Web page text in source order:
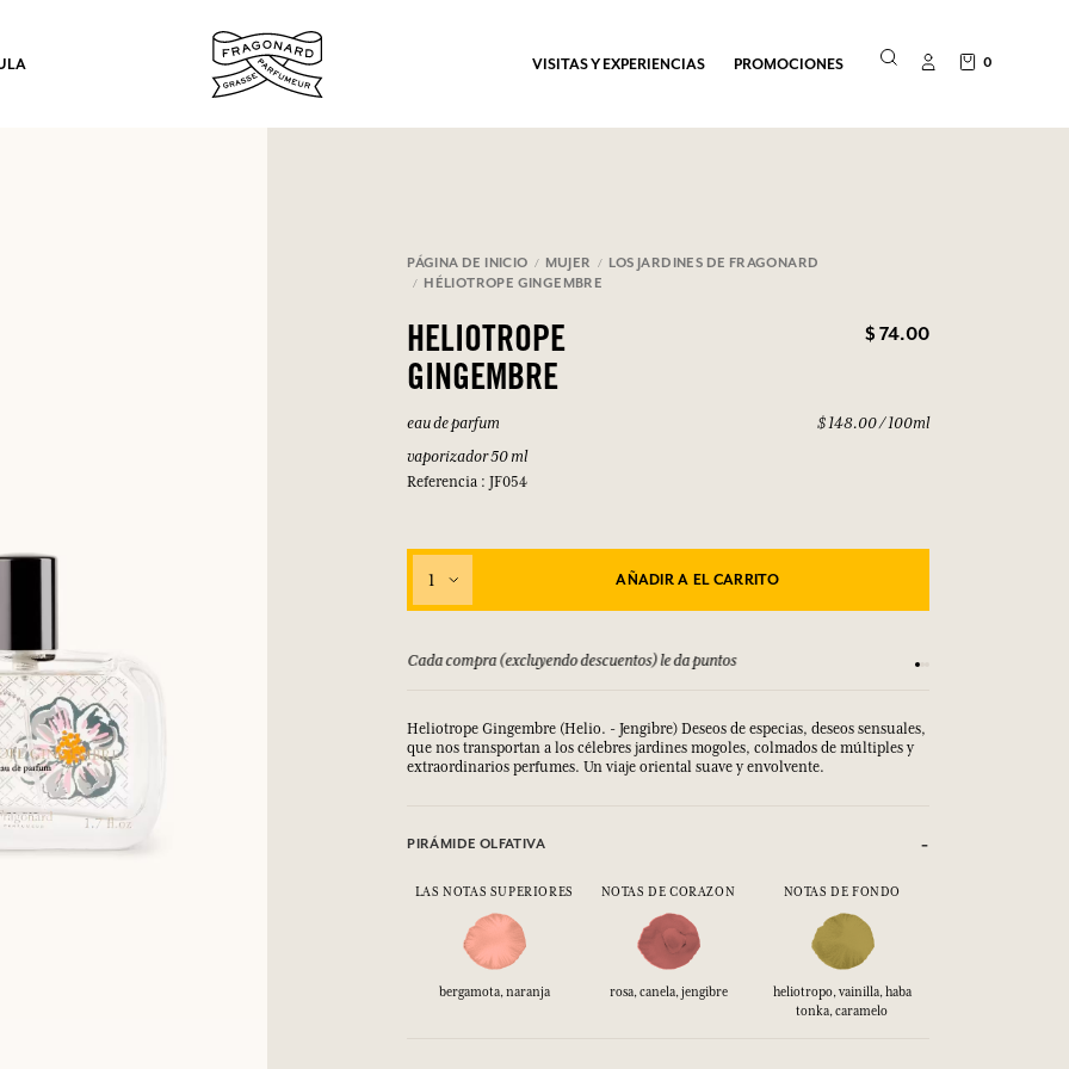
VISITAS Y EXPERIENCIAS PROMOCIONES 0
PÁGINA DE INICIO MUJER
LOS JARDINES DE FRAGONARD
HÉLIOTROPE GINGEMBRE
HELIOTROPE
GINGEMBRE
$ 74.00
eau de parfum
vaporizador 50 ml
Referencia : JF054
$ 148.00 / 100ml
1 AÑADIR A EL CARRITO
hasta 15 días Cada compra (excluyendo descuentos) le da puntos
Heliotrope Gingembre (Helio. - Jengibre) Deseos de especias, deseos sensuales,
que nos transportan a los célebres jardines mogoles, colmados de múltiples y
extraordinarios perfumes. Un viaje oriental suave y envolvente.
PIRÁMIDE OLFATIVA
LAS NOTAS SUPERIORES NOTAS DE CORAZON NOTAS DE FONDO
bergamota, naranja rosa, canela, jengibre
heliotropo, vainilla, haba
tonka, caramelo